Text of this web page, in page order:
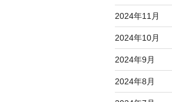
2024年11月
2024年10月
2024年9月
2024年8月